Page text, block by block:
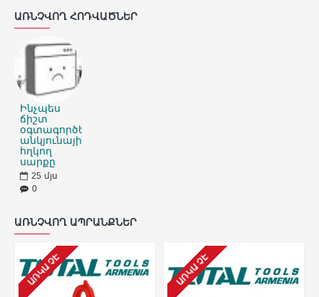
ԱՌՆՉՎՈՂ ՀՈԴՎԱԾՆԵՐ
Ինչպես
ճիշտ
օգտագործել
անկյունային
հղկող
սարքը
25 մյս
0
ԱՌՆՉՎՈՂ ԱՊՐԱՆՔՆԵՐ
ԱՌԿԱ ՉԷ ԱՌԿԱ ՉԷ